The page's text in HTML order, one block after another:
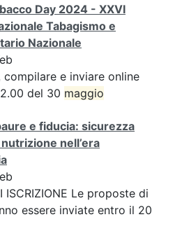
Day 2024 - XXVI
Tabagismo e
Nazionale
compilare e inviare online
del 30 maggio
e fiducia: sicurezza
nell’era
ISCRIZIONE Le proposte di
essere inviate entro il 20